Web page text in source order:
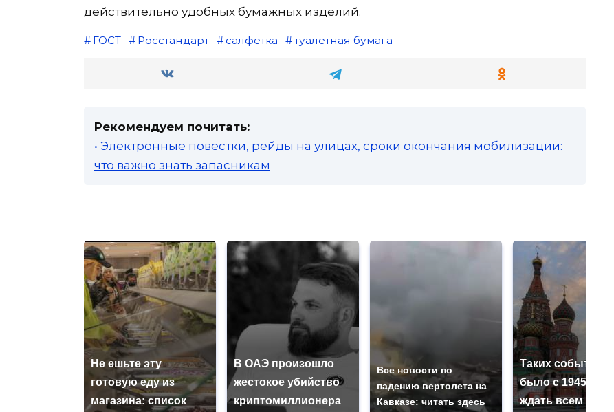
действительно удобных бумажных изделий.
ГОСТ Росстандарт салфетка туалетная бумага
Рекомендуем почитать:
• Электронные повестки, рейды на улицах, сроки окончания мобилизации:
что важно знать запасникам
Не ешьте эту
готовую еду из
магазина: список
В ОАЭ произошло
жестокое убийство
криптомиллионера
Все новости по
падению вертолета на
Кавказе: читать здесь
Таких событий не
было с 1945: чего
ждать всем нам?